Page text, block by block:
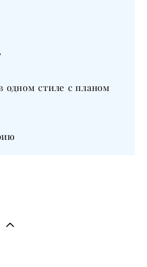
одном стиле с планом